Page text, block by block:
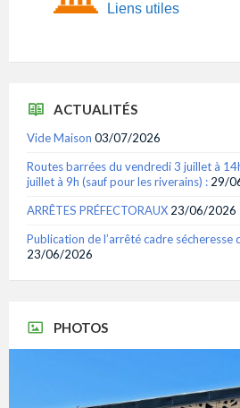
Liens utiles
ACTUALITÉS
Vide Maison 03/07/2026
Routes barrées du vendredi 3 juillet à
juillet à 9h (sauf pour les riverains) : 29/
ARRÊTES PRÉFECTORAUX 23/06/2026
Publication de l’arrêté cadre sécheresse
23/06/2026
PHOTOS